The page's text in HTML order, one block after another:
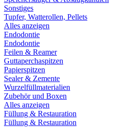
Sonstiges
Tupfer, Watterollen, Pellets
Alles anzeigen
Endodontie
Endodontie
Feilen & Reamer
Guttaperchaspitzen
Papierspitzen
Sealer & Zemente
Wurzelfüllmaterialien
Zubehör und Boxen
Alles anzeigen
Füllung & Restauration
Füllung & Restauration